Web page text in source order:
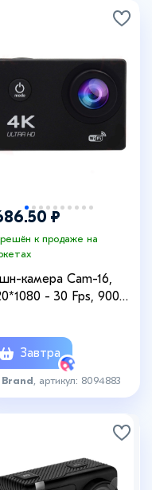
₽
к продаже на
камера Cam-16,
- 30 Fps, 900
Завтра
Brand , артикул: 8094883